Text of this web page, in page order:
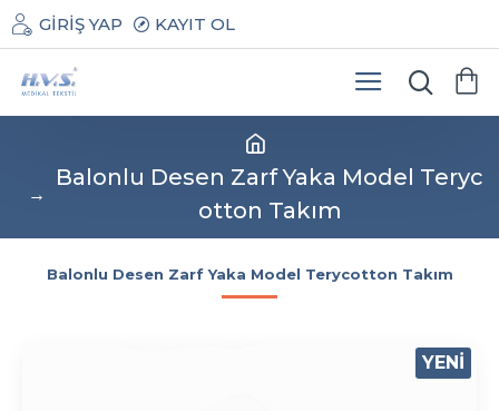
GIRIŞ YAP KAYIT OL
Balonlu Desen Zarf Yaka Model Teryc
otton Takım
Balonlu Desen Zarf Yaka Model Terycotton Takım
YENI